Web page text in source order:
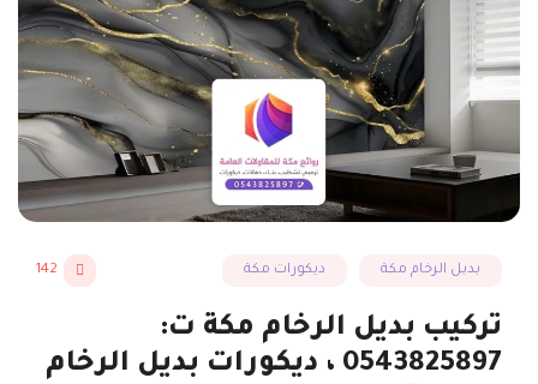
بديل الرخام مكة ديكورات مكة 142
تركيب بديل الرخام مكة ت:
0543825897 ، ديكورات بديل الرخام